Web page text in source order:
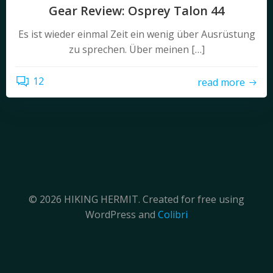
Gear Review: Osprey Talon 44
Es ist wieder einmal Zeit ein wenig über Ausrüstung
zu sprechen. Über meinen […]
12 read more
© 2026 HIKING HERMIT. Created for free using
WordPress and Colibri